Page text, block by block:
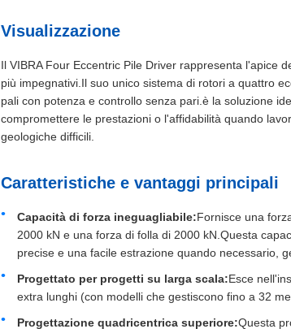
Visualizzazione
Il VIBRA Four Eccentric Pile Driver rappresenta l'apice
più impegnativi.Il suo unico sistema di rotori a quattro
pali con potenza e controllo senza pari.è la soluzione
compromettere le prestazioni o l'affidabilità quando
geologiche difficili.
Caratteristiche e vantaggi principali
Capacità di forza ineguagliabile:Fornisce una
2000 kN e una forza di folla di 2000 kN.Questa
precise e una facile estrazione quando necessario,
Progettato per progetti su larga scala:Esce
extra lunghi (con modelli che gestiscono fino a 32
Progettazione quadricentrica superiore:Questa